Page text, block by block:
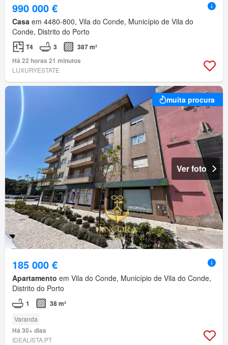
990 000 €
Casa em 4480-800, Vila do Conde, Município de Vila do
Conde, Distrito do Porto
T4 3
387 m²
Há 22 horas 21 minutos
LUXURYESTATE
muita procura
Ver foto
185 000 €
Apartamento em Vila do Conde, Município de Vila do Conde,
Distrito do Porto
1 38 m²
Varanda
Há 30+ dias
IDEALISTA.PT